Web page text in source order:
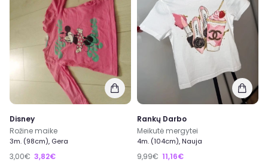
Disney
Rožine maike
3m. (98cm), Gera
3,00€ 3,82€
Rankų Darbo
Meikutė mergytei
4m. (104cm), Nauja
9,99€ 11,16€